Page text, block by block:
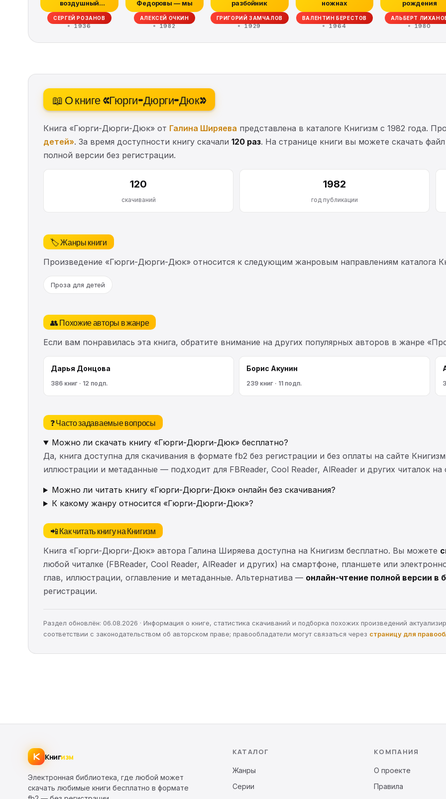
воздушный
слоненок
СЕРГЕЙ РОЗАНОВ
1936
Федоровы — мы
АЛЕКСЕЙ ОЧКИН
1982
разбойник
ГРИГОРИЙ ЗАМЧАЛОВ
1929
ножнах
ВАЛЕНТИН БЕРЕСТОВ
1964
рождения
АЛЬБЕРТ
1980
📖 О книге «Гюрги-Дюрги-Дюк»
Книга «Гюрги-Дюрги-Дюк» от Галина Ширяева представлена в каталоге Книгизм с 1982 года.
детей». За время доступности книгу скачали 120 раз. На странице книги вы можете скачать
полной версии без регистрации.
120
скачиваний
1982
год публикации
🏷️ Жанры книги
Произведение «Гюрги-Дюрги-Дюк» относится к следующим жанровым направлениям каталога
Проза для детей
👥 Похожие авторы в жанре
Если вам понравилась эта книга, обратите внимание на других популярных авторов в жанре
Дарья Донцова
386 книг · 12 подп.
Борис Акунин
239 книг · 11 подп.
❓ Часто задаваемые вопросы
Можно ли скачать книгу «Гюрги-Дюрги-Дюк» бесплатно?
Да, книга доступна для скачивания в формате fb2 без регистрации и без оплаты на сайте
иллюстрации и метаданные — подходит для FBReader, Cool Reader, AlReader и других читалок
Можно ли читать книгу «Гюрги-Дюрги-Дюк» онлайн без скачивания?
К какому жанру относится «Гюрги-Дюрги-Дюк»?
📲 Как читать книгу на Книгизм
Книга «Гюрги-Дюрги-Дюк» автора Галина Ширяева доступна на Книгизм бесплатно. Вы можете
любой читалке (FBReader, Cool Reader, AlReader и других) на смартфоне, планшете или
глав, иллюстрации, оглавление и метаданные. Альтернатива — онлайн-чтение полной версии в
регистрации.
Раздел обновлён: 06.08.2026 · Информация о книге, статистика скачиваний и подборка похожих произведений
соответствии с законодательством об авторском праве; правообладатели могут связаться через страницу для
Книгизм
Электронная библиотека, где любой может
скачать любимые книги бесплатно в формате
КАТАЛОГ
Жанры
Серии
КОМПАНИЯ
О проекте
Правила